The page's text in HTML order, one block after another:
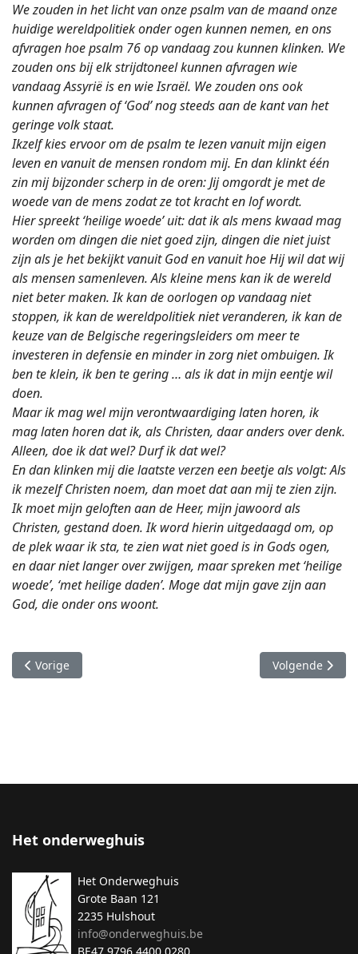
We zouden in het licht van onze psalm van de maand onze
huidige wereldpolitiek onder ogen kunnen nemen, en ons
afvragen hoe psalm 76 op vandaag zou kunnen klinken. We
zouden ons bij elk strijdtoneel kunnen afvragen wie
vandaag Assyrië is en wie Israël. We zouden ons ook
kunnen afvragen of ‘God’ nog steeds aan de kant van het
geringe volk staat.
Ikzelf kies ervoor om de psalm te lezen vanuit mijn eigen
leven en vanuit de mensen rondom mij. En dan klinkt één
zin mij bijzonder scherp in de oren: Jij omgordt je met de
woede van de mens zodat ze tot kracht en lof wordt.
Hier spreekt ‘heilige woede’ uit: dat ik als mens kwaad mag
worden om dingen die niet goed zijn, dingen die niet juist
zijn als je het bekijkt vanuit God en vanuit hoe Hij wil dat wij
als mensen samenleven. Als kleine mens kan ik de wereld
niet beter maken. Ik kan de oorlogen op vandaag niet
stoppen, ik kan de wereldpolitiek niet veranderen, ik kan de
keuze van de Belgische regeringsleiders om meer te
investeren in defensie en minder in zorg niet ombuigen. Ik
ben te klein, ik ben te gering … als ik dat in mijn eentje wil
doen.
Maar ik mag wel mijn verontwaardiging laten horen, ik
mag laten horen dat ik, als Christen, daar anders over denk.
Alleen, doe ik dat wel? Durf ik dat wel?
En dan klinken mij die laatste verzen een beetje als volgt: Als
ik mezelf Christen noem, dan moet dat aan mij te zien zijn.
Ik moet mijn geloften aan de Heer, mijn jawoord als
Christen, gestand doen. Ik word hierin uitgedaagd om, op
de plek waar ik sta, te zien wat niet goed is in Gods ogen,
en daar niet langer over zwijgen, maar spreken met ‘heilige
woede’, ‘met heilige daden’. Moge dat mijn gave zijn aan
God, die onder ons woont.
Vorig artikel: Psalm 125
Vorige Volgende
Volgende
Het onderweghuis
Het Onderweghuis
Grote Baan 121
2235 Hulshout
info@onderweghuis.be